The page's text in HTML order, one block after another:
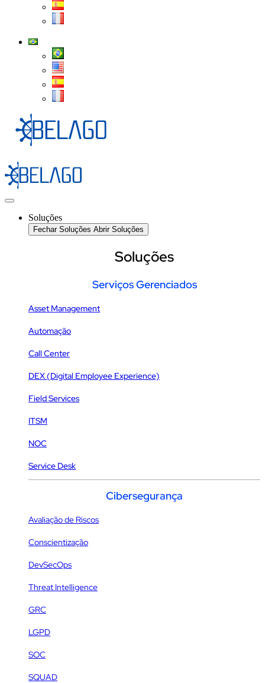
Soluções
Fechar Soluções Abrir Soluções
Soluções
Serviços Gerenciados
Asset Management
Automação
Call Center
DEX (Digital Employee Experience)
Field Services
ITSM
NOC
Service Desk
Cibersegurança
Avaliação de Riscos
Conscientização
DevSecOps
Threat Intelligence
GRC
LGPD
SOC
SQUAD